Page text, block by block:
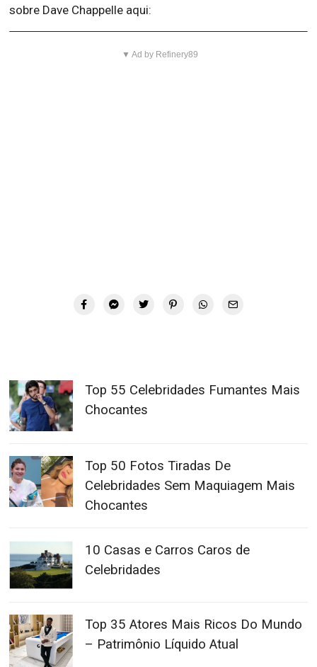
sobre Dave Chappelle aqui:
▼ Ad by Refinery89
Top 55 Celebridades Fumantes Mais
Chocantes
Top 50 Fotos Tiradas De
Celebridades Sem Maquiagem Mais
Chocantes
10 Casas e Carros Caros de
Celebridades
Top 35 Atores Mais Ricos Do Mundo
– Patrimônio Líquido Atual